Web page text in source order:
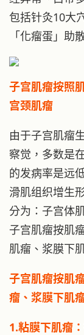
包括针灸10大
「化瘤蛋」助
子宫肌瘤按照
宫颈肌瘤
由于子宫肌瘤
察觉，多数是
的发病率是远
滑肌组织增生
分为：子宫体
子宫肌瘤按肌
肌瘤、浆膜下
子宫肌瘤按肌
瘤、浆膜下肌
1.粘膜下肌瘤：